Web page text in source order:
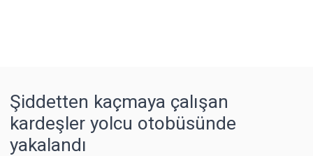
Şiddetten kaçmaya çalışan
kardeşler yolcu otobüsünde
yakalandı